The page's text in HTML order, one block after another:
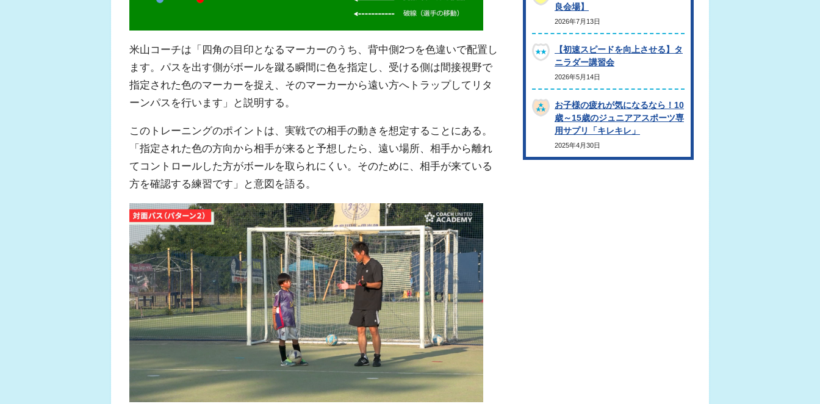
米山コーチは「四角の目印となるマーカーのうち、背中側2つを色違いで配置し
ます。パスを出す側がボールを蹴る瞬間に色を指定し、受ける側は間接視野で
指定された色のマーカーを捉え、そのマーカーから遠い方へトラップしてリタ
ーンパスを行います」と説明する。
このトレーニングのポイントは、実戦での相手の動きを想定することにある。
「指定された色の方向から相手が来ると予想したら、遠い場所、相手から離れ
てコントロールした方がボールを取られにくい。そのために、相手が来ている
方を確認する練習です」と意図を語る。
良会場】
2026年7月13日
【初速スピードを向上させる】タ
ニラダー講習会
2026年5月14日
お子様の疲れが気になるなら！10
歳～15歳のジュニアアスポーツ専
用サプリ「キレキレ」
2025年4月30日